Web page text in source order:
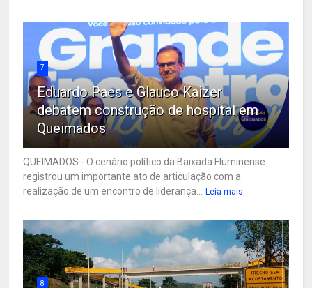
7
Eduardo Paes e Glauco Kaizer
debatem construção de hospital em
Queimados
QUEIMADOS - O cenário político da Baixada Fluminense
registrou um importante ato de articulação com a
realização de um encontro de liderança...
Leia mais
8